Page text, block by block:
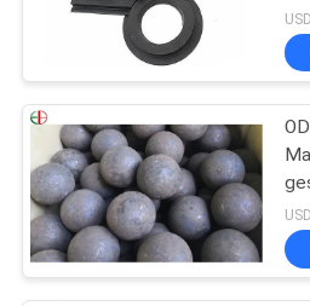
NIEUWS
VERZOEK
OM
EEN
CITAAT